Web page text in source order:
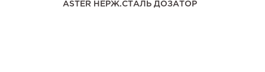
ASTER НЕРЖ.СТАЛЬ ДОЗАТОР